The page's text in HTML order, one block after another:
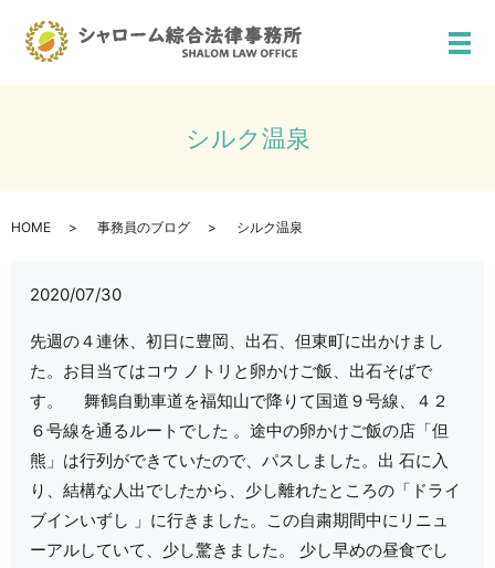
メ
シルク温泉
HOME 事務員のブログ シルク温泉
2020/07/30
先週の４連休、初日に豊岡、出石、但東町に出かけまし
た。お目当てはコウ ノトリと卵かけご飯、出石そばで
す。 舞鶴自動車道を福知山で降りて国道９号線、４２
６号線を通るルートでした 。途中の卵かけご飯の店「但
熊」は行列ができていたので、パスしました。出 石に入
り、結構な人出でしたから、少し離れたところの「ドライ
ブインいずし 」に行きました。この自粛期間中にリニュ
ーアルしていて、少し驚きました。 少し早めの昼食でし